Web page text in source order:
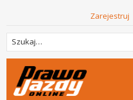
Zarejestruj